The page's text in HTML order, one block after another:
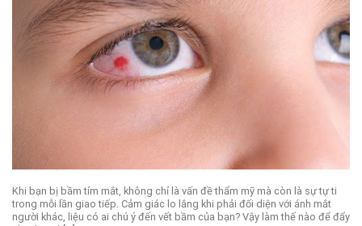
Khi bạn bị bầm tím mắt, không chỉ là vấn đề thẩm mỹ mà còn là sự tự ti
trong mỗi lần giao tiếp. Cảm giác lo lắng khi phải đối diện với ánh mắt
người khác, liệu có ai chú ý đến vết bầm của bạn? Vậy làm thế nào để đẩy